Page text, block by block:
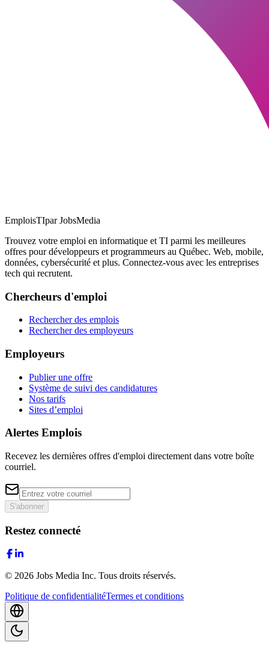
EmploisTIpar JobsMedia
Trouvez votre emploi en informatique et TI parmi les meilleures
offres pour développeurs et programmeurs au Québec. Web, mobile,
données, cybersécurité et plus. Connectez-vous avec les entreprises
tech qui recrutent.
Chercheurs d'emploi
Rechercher des emplois
Rechercher des employeurs
Employeurs
Publier une offre
Système de suivi des candidatures
Nos tarifs
Sites d’emploi
Alertes Emplois
Recevez les dernières offres d'emploi directement dans votre boîte
courriel.
S'abonner
Restez connecté
© 2026 Jobs Media Inc. Tous droits réservés.
Politique de confidentialitéTermes et conditions